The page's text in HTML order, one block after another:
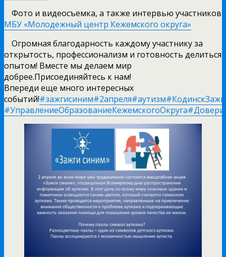
Фото и видеосъемка, а также интервью участников
МБУ «Молодежный центр Кежемского округа»
Огромная благодарность каждому участнику за
открытость, профессионализм и готовность делиться
опытом! Вместе мы делаем мир
добрее.Присоединяйтесь к нам!
Впереди еще много интересных
событий!#зажгисиним#2апреля#аутизм
#УправлениеОбразованиеКежемскогоОкруга